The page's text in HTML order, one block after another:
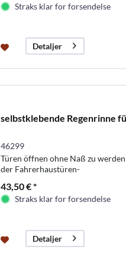
Straks klar for forsendelse
Detaljer
selbstklebende Regenrinne
46299
Türen öffnen ohne Naß zu
der Fahrerhaustüren-
43,50 € *
Straks klar for forsendelse
Detaljer